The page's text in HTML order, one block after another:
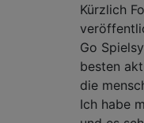
Kürzlich
Go
besten
die
Ich habe